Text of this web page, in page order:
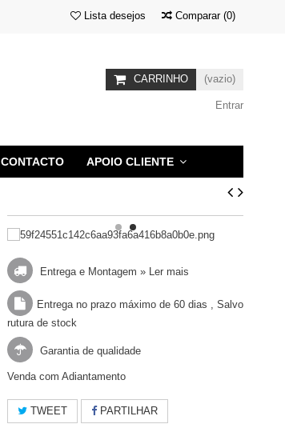
Comparar (0)
Lista desejos
CARRINHO (vazio)
Entrar
CONTACTO APOIO CLIENTE
Entrega e Montagem » Ler mais
Entrega no prazo máximo de 60 dias , Salvo
rutura de stock
Garantia de qualidade
Venda com Adiantamento
TWEET PARTILHAR